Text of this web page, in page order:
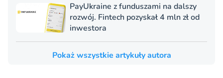
PayUkraine z funduszami na dalszy
rozwój. Fintech pozyskał 4 mln zł od
inwestora
Pokaż wszystkie artykuły autora